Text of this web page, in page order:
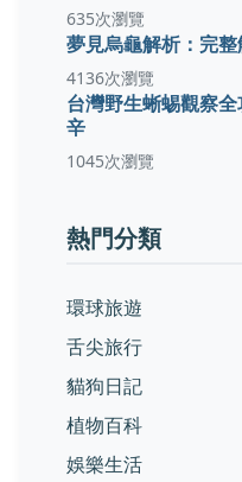
635次瀏覽
夢見烏龜解析：完
4136次瀏覽
台灣野生蜥蜴觀察
辛
1045次瀏覽
熱門分類
環球旅遊
舌尖旅行
貓狗日記
植物百科
娛樂生活